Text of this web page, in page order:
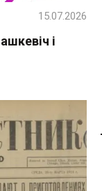
і
15.07.2026